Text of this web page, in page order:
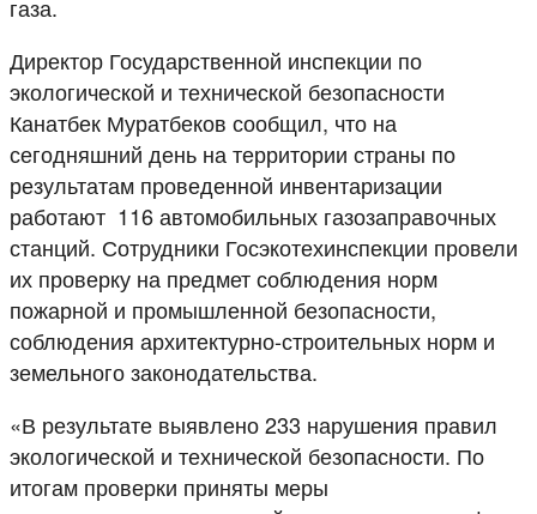
газа.
Директор Государственной инспекции по
экологической и технической безопасности
Канатбек Муратбеков сообщил, что на
сегодняшний день на территории страны по
результатам проведенной инвентаризации
работают 116 автомобильных газозаправочных
станций. Сотрудники Госэкотехинспекции провели
их проверку на предмет соблюдения норм
пожарной и промышленной безопасности,
соблюдения архитектурно-строительных норм и
земельного законодательства.
«В результате выявлено 233 нарушения правил
экологической и технической безопасности. По
итогам проверки приняты меры